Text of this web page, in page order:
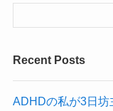
Recent Posts
ADHDの私が3日坊